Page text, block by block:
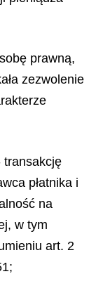
prawną,
zezwolenie
transakcję
płatnika i
na
w tym
art. 2